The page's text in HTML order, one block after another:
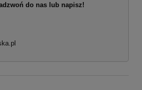
do nas lub napisz!